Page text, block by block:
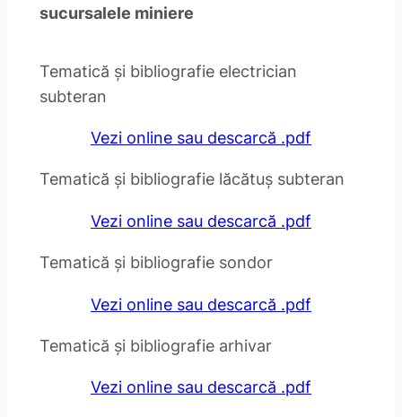
sucursalele miniere
Tematică și bibliografie electrician
subteran
Vezi online sau descarcă .pdf
Tematică și bibliografie lăcătuș subteran
Vezi online sau descarcă .pdf
Tematică și bibliografie sondor
Vezi online sau descarcă .pdf
Tematică și bibliografie arhivar
Vezi online sau descarcă .pdf